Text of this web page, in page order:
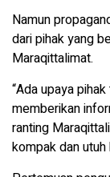
Namun
dari pihak yang
Maraqittalimat.
“Ada upaya
memberikan
ranting
kompak dan utuh